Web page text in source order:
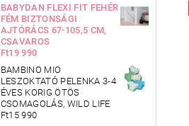
BABYDAN FLEXI FIT FEHÉR
FÉM BIZTONSÁGI
AJTÓRÁCS 67-105,5 CM,
CSAVAROS
Ft19 990
BAMBINO MIO
LESZOKTATÓ PELENKA 3-4
ÉVES KORIG ÖTÖS
CSOMAGOLÁS, WILD LIFE
Ft15 990